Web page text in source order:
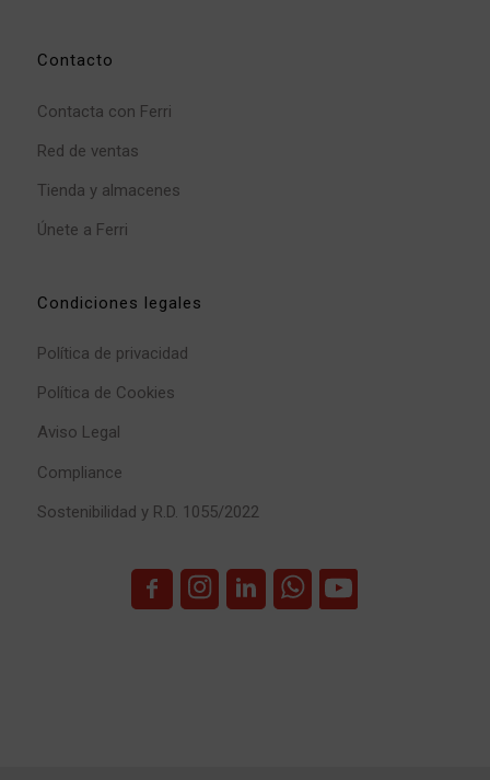
Contacto
Contacta con Ferri
Red de ventas
Tienda y almacenes
Únete a Ferri
Condiciones legales
Política de privacidad
Política de Cookies
Aviso Legal
Compliance
Sostenibilidad y R.D. 1055/2022